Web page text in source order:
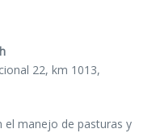
22, km 1013,
el manejo de pasturas y